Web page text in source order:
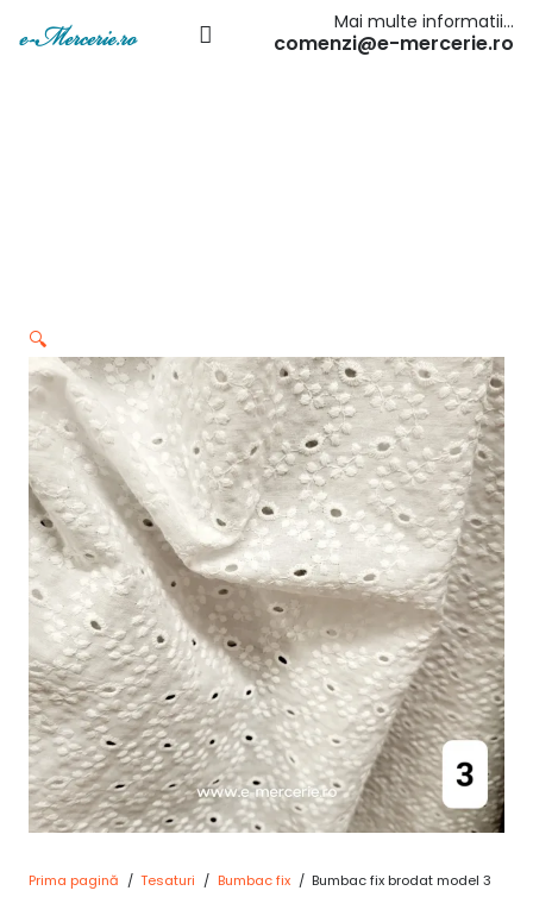
Mai multe informatii…
comenzi@e-mercerie.ro
🔍
Prima pagină / Tesaturi / Bumbac fix / Bumbac fix brodat model 3